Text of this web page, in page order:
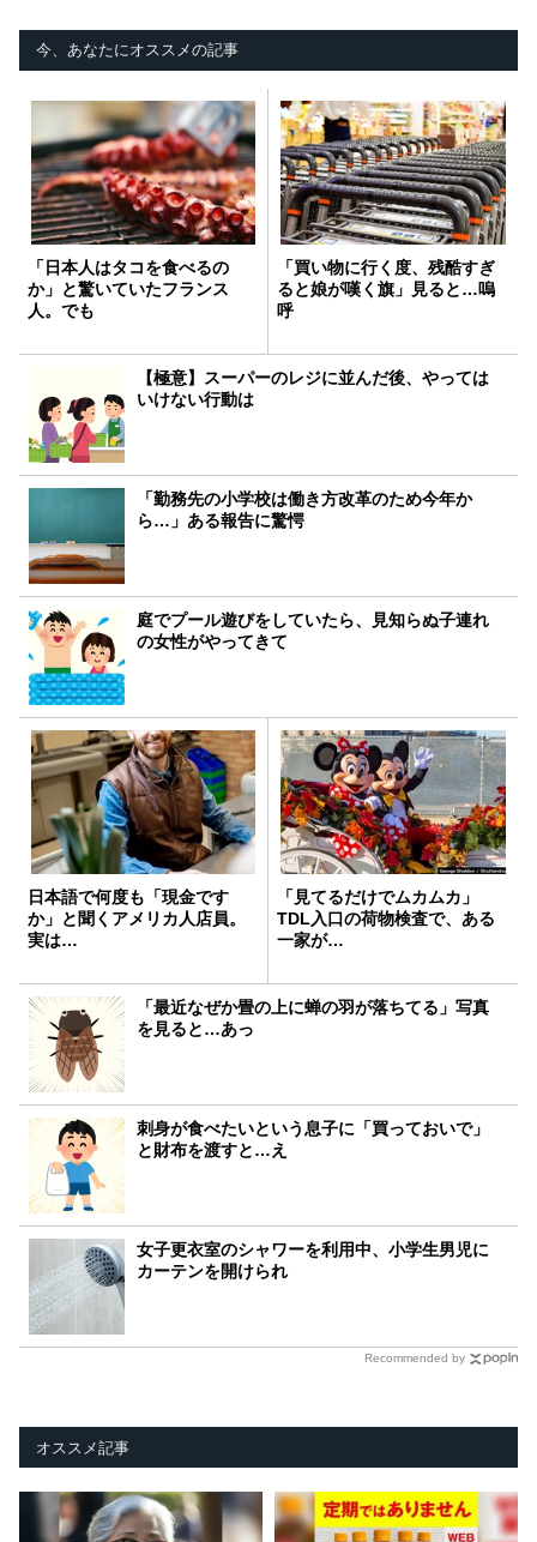
今、あなたにオススメの記事
「日本人はタコを食べるの
か」と驚いていたフランス
人。でも
「買い物に行く度、残酷すぎ
ると娘が嘆く旗」見ると…嗚
呼
【極意】スーパーのレジに並んだ後、やっては
いけない行動は
「勤務先の小学校は働き方改革のため今年か
ら…」ある報告に驚愕
庭でプール遊びをしていたら、見知らぬ子連れ
の女性がやってきて
日本語で何度も「現金です
か」と聞くアメリカ人店員。
実は…
「見てるだけでムカムカ」
TDL入口の荷物検査で、ある
一家が…
「最近なぜか畳の上に蝉の羽が落ちてる」写真
を見ると…あっ
刺身が食べたいという息子に「買っておいで」
と財布を渡すと…え
女子更衣室のシャワーを利用中、小学生男児に
カーテンを開けられ
Recommended by
オススメ記事